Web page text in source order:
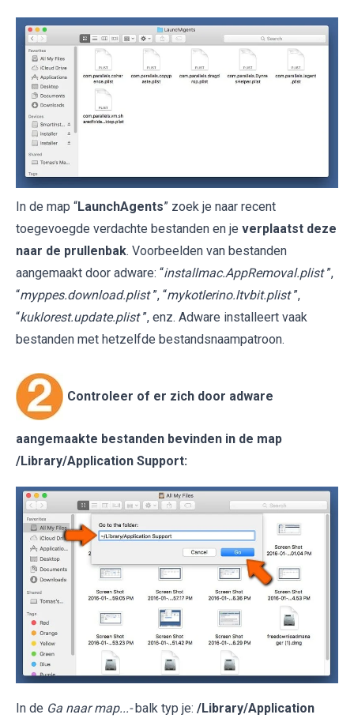
In de map “LaunchAgents” zoek je naar recent
toegevoegde verdachte bestanden en je verplaatst deze
naar de prullenbak. Voorbeelden van bestanden
aangemaakt door adware: “installmac.AppRemoval.plist ”,
“myppes.download.plist ”, “mykotlerino.ltvbit.plist ”,
“kuklorest.update.plist ”, enz. Adware installeert vaak
bestanden met hetzelfde bestandsnaampatroon.
Controleer of er zich door adware
aangemaakte bestanden bevinden in de map
/Library/Application Support:
In de Ga naar map...- balk typ je: /Library/Application